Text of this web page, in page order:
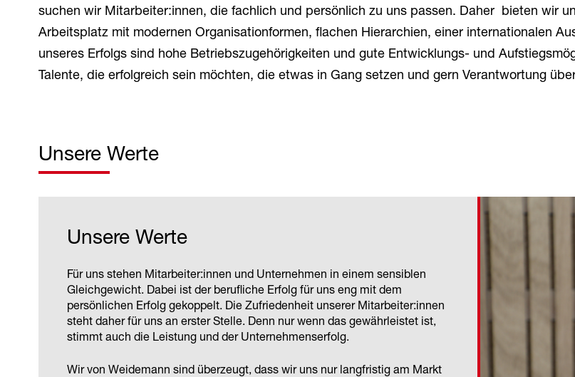
suchen wir Mitarbeiter:innen, die fachlich und persönlich zu uns passen. Daher bieten wir
Arbeitsplatz mit modernen Organisationformen, flachen Hierarchien, einer internationalen
unseres Erfolgs sind hohe Betriebszugehörigkeiten und gute Entwicklungs- und
Talente, die erfolgreich sein möchten, die etwas in Gang setzen und gern Verantwortung
Unsere Werte
Unsere Werte
Für uns stehen Mitarbeiter:innen und Unternehmen in einem sensiblen
Gleichgewicht. Dabei ist der berufliche Erfolg für uns eng mit dem
persönlichen Erfolg gekoppelt. Die Zufriedenheit unserer Mitarbeiter:innen
steht daher für uns an erster Stelle. Denn nur wenn das gewährleistet ist,
stimmt auch die Leistung und der Unternehmenserfolg.
Wir von Weidemann sind überzeugt, dass wir uns nur langfristig am Markt